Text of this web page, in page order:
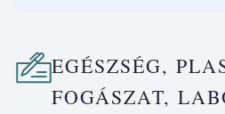
EGÉSZSÉG,
FOGÁSZAT,